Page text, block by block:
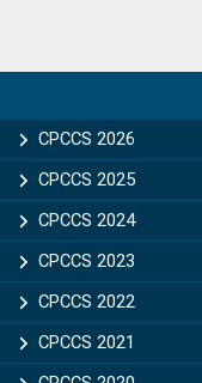
Sidebar
CPCCS 2026
CPCCS 2025
CPCCS 2024
CPCCS 2023
CPCCS 2022
CPCCS 2021